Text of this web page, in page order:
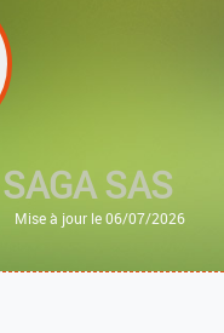
SAGA SAS
Mise à jour le 06/07/2026